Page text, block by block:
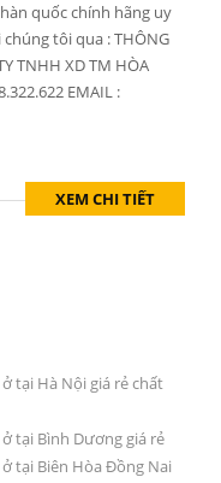
quốc chính hãng uy
tôi qua : THÔNG
TNHH XD TM HÒA
EMAIL :
XEM CHI TIẾT
tại Hà Nội giá rẻ chất
tại Bình Dương giá rẻ
tại Biên Hòa Đồng Nai